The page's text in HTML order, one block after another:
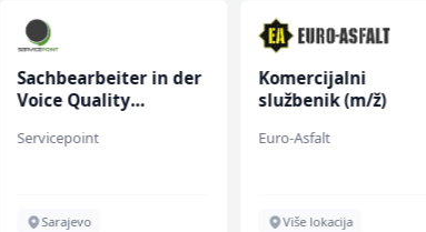
Sachbearbeiter in der
Voice Quality
Servicepoint
Sarajevo
Komercijalni
službenik (m/ž)
Euro-Asfalt
Više lokacija